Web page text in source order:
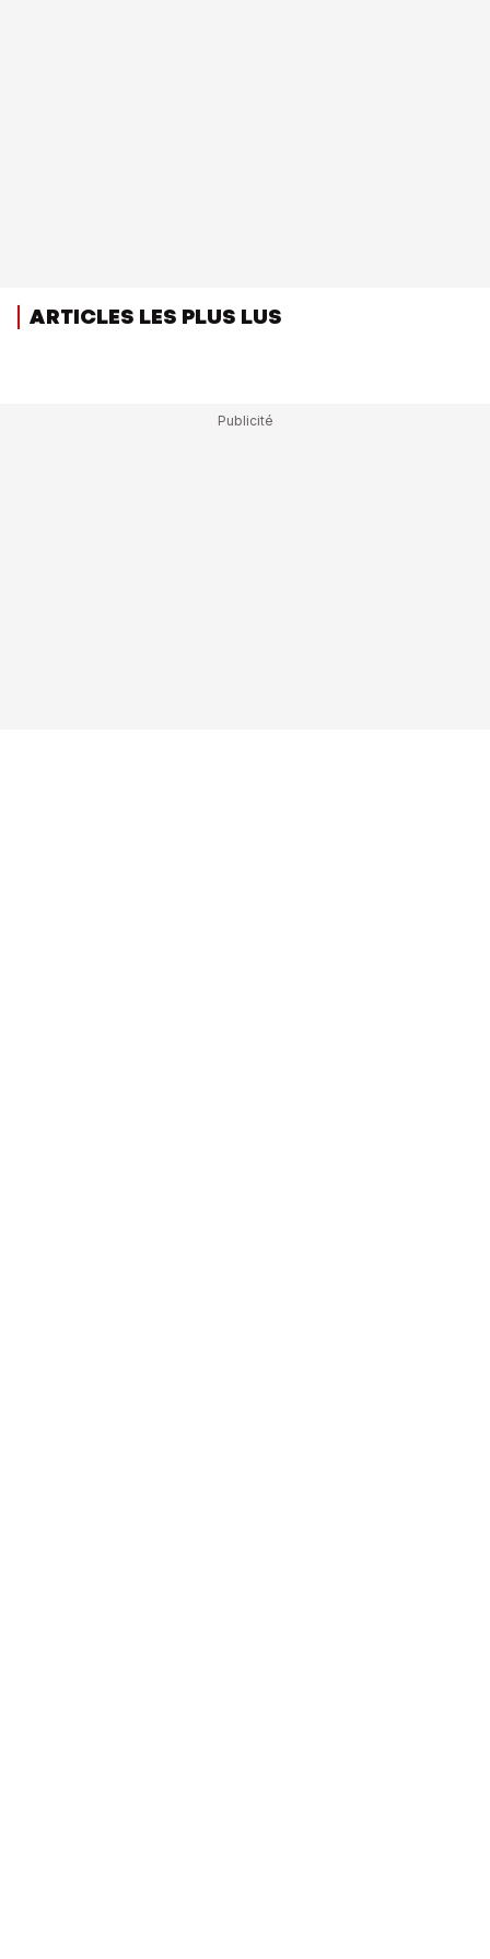
ARTICLES LES PLUS LUS